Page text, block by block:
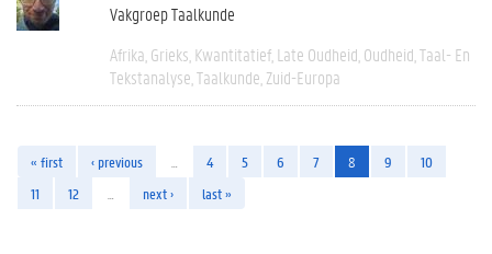
Vakgroep Taalkunde
Afrika Grieks Kwantitatief Late Oudheid Oudheid Taal- En
Tekstanalyse Taalkunde Zuid-Europa
« first ‹ previous 4 5 6 7 8 9
10
11
12 next › last »